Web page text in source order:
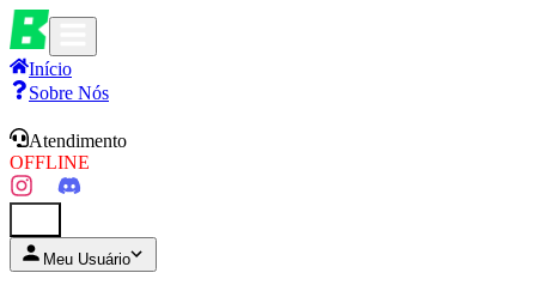
Início
Sobre Nós
Atendimento
OFFLINE
Meu Usuário